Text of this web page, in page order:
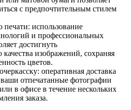
с предпочтительным стилем
печати: использование
и профессиональных
достигнуть
изображений, сохраняя
цветов.
оперативная доставка
ваши отпечатанные фотографии
в офисе в течение нескольких
заказа.